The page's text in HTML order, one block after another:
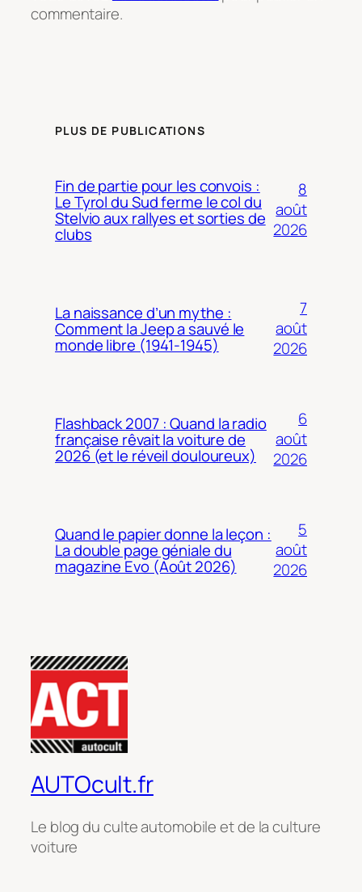
commentaire.
PLUS DE PUBLICATIONS
Fin de partie pour les convois :
Le Tyrol du Sud ferme le col du
Stelvio aux rallyes et sorties de
clubs
8
août
2026
La naissance d’un mythe :
Comment la Jeep a sauvé le
monde libre (1941-1945)
7
août
2026
Flashback 2007 : Quand la radio
française rêvait la voiture de
2026 (et le réveil douloureux)
6
août
2026
Quand le papier donne la leçon :
La double page géniale du
magazine Evo (Août 2026)
5
août
2026
AUTOcult.fr
Le blog du culte automobile et de la culture
voiture